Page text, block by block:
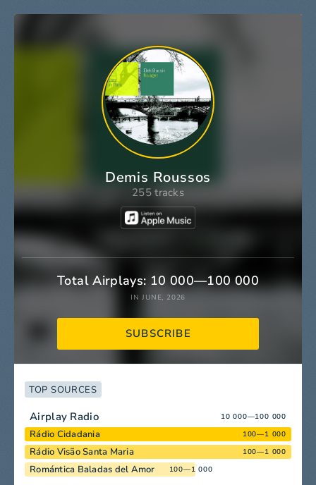
Demis Roussos
255 tracks
Total Airplays: 10 000—100 000
IN JUNE, 2026
SUBSCRIBE
TOP SOURCES
Airplay Radio 10 000—100 000
Rádio Cidadania 100—1 000
Rádio Visão Santa Maria 100—1 000
Romántica Baladas del Amor 100—1 000